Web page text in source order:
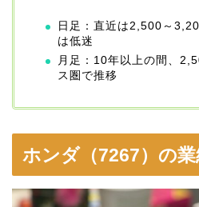
日足：直近は2,500～
は低迷
月足：10年以上の間、
ス圏で推移
ホンダ（7267）の